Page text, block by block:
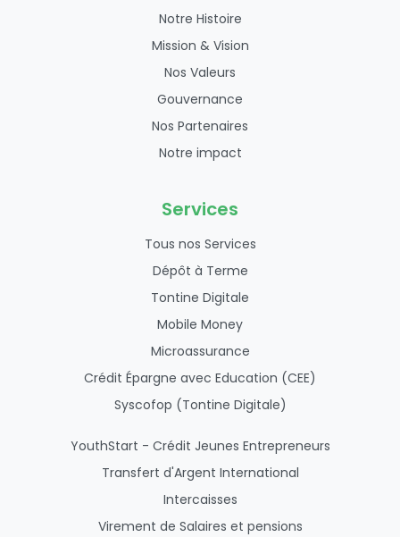
Notre Histoire
Mission & Vision
Nos Valeurs
Gouvernance
Nos Partenaires
Notre impact
Services
Tous nos Services
Dépôt à Terme
Tontine Digitale
Mobile Money
Microassurance
Crédit Épargne avec Education (CEE)
Syscofop (Tontine Digitale)
YouthStart - Crédit Jeunes Entrepreneurs
Transfert d'Argent International
Intercaisses
Virement de Salaires et pensions